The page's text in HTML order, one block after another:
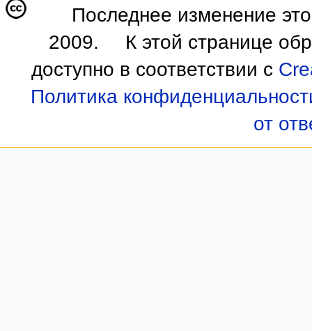
Последнее изменение
2009.
К этой странице
доступно в соответствии с
Политика
от